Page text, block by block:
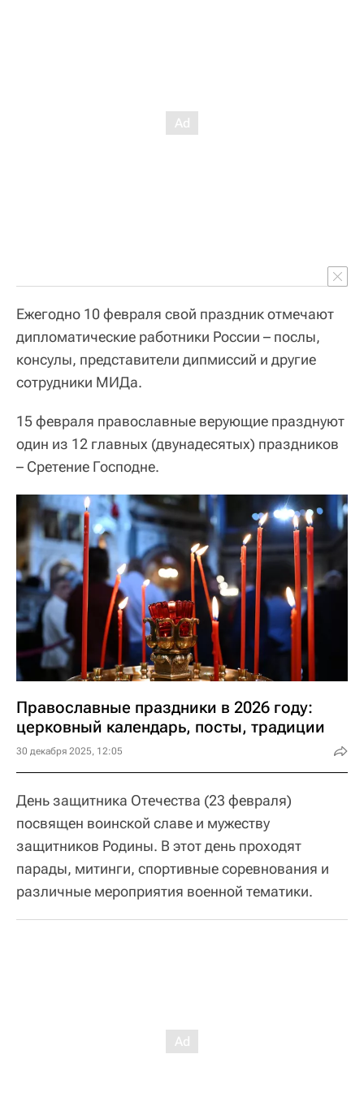
Ежегодно 10 февраля свой праздник отмечают
дипломатические работники России – послы,
консулы, представители дипмиссий и другие
сотрудники МИДа.
15 февраля православные верующие празднуют
один из 12 главных (двунадесятых) праздников
– Сретение Господне.
Православные праздники в 2026 году:
церковный календарь, посты, традиции
30 декабря 2025, 12:05
День защитника Отечества (23 февраля)
посвящен воинской славе и мужеству
защитников Родины. В этот день проходят
парады, митинги, спортивные соревнования и
различные мероприятия военной тематики.